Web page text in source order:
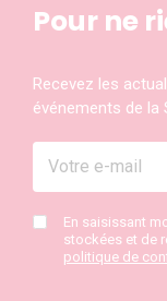
Pour ne
Recevez les
événements de la
En saisissant
stockées et de
politique de